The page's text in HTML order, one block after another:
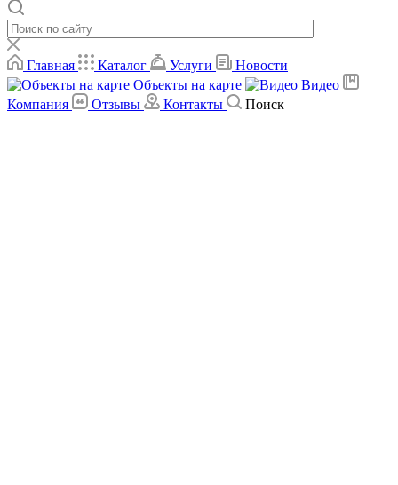
Главная Каталог Услуги
Новости
Объекты на карте
Видео
Компания
Отзывы Контакты Поиск